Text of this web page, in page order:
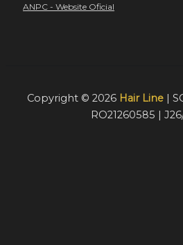
ANPC - Website Oficial
Copyright © 2026 Hair Line|
RO21260585 |